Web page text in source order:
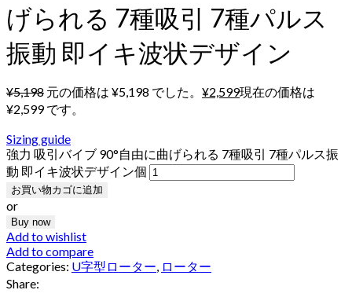
げられる 7種吸引 7種パルス
振動 即イキ波状デザイン
¥5,198 元の価格は ¥5,198 でした。 ¥2,599現在の価格は
¥2,599 です。
Sizing guide
強力 吸引バイブ 90°自由に曲げられる 7種吸引 7種パルス振
動 即イキ波状デザイン個
お買い物カゴに追加
or
Buy now
Add to wishlist
Add to compare
Categories: U字型ローター, ローター
Share: